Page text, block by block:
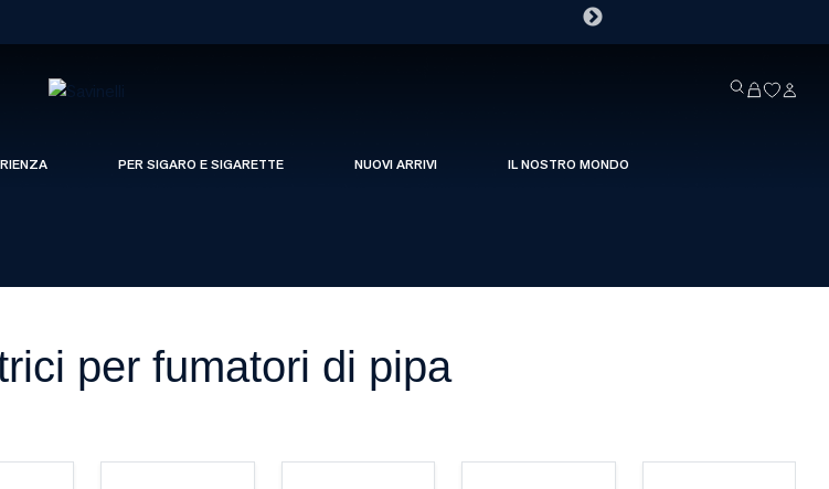
PER SIGARO E SIGARETTE NUOVI ARRIVI IL NOSTRO MONDO
per fumatori di pipa